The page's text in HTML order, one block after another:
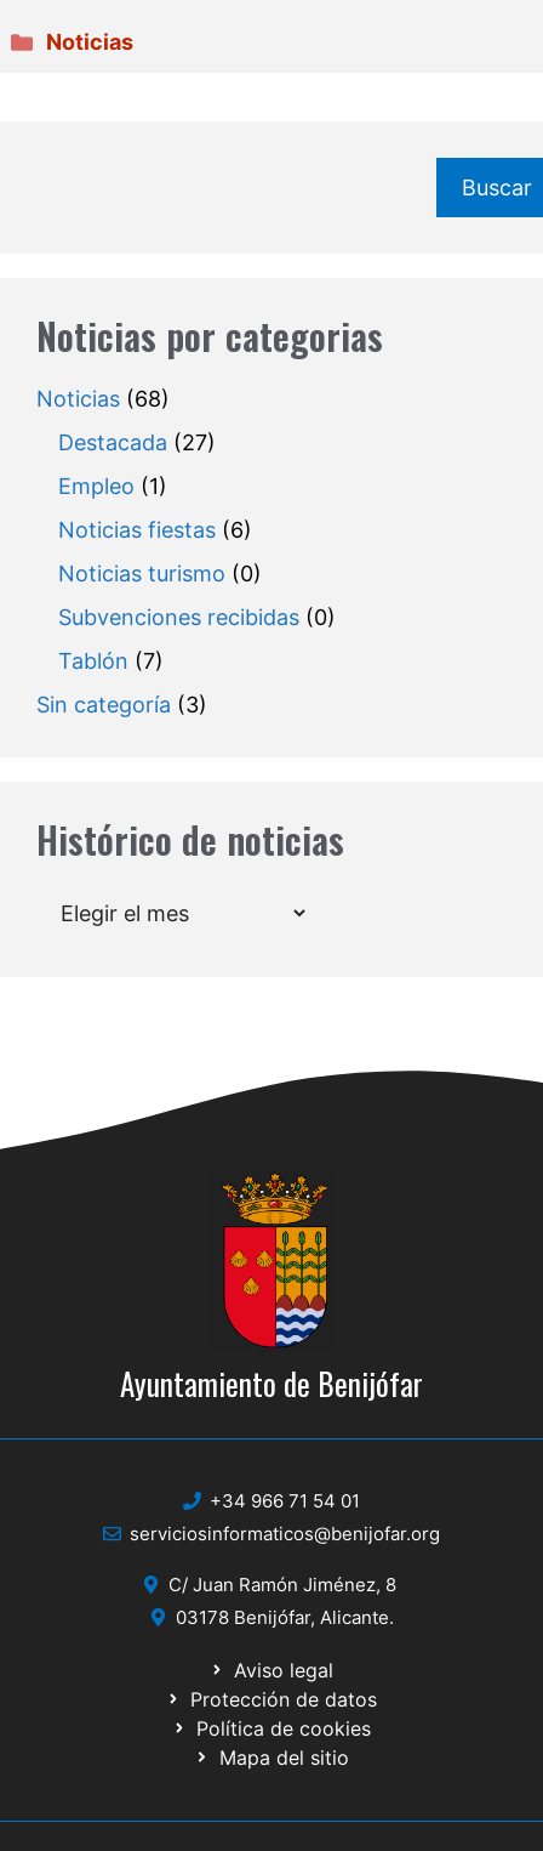
Categorías
Noticias
Buscar
Noticias por categorias
Noticias (68)
Destacada (27)
Empleo (1)
Noticias fiestas (6)
Noticias turismo (0)
Subvenciones recibidas (0)
Tablón (7)
Sin categoría (3)
Histórico de noticias
Archivos
Ayuntamiento de Benijófar
+34 966 71 54 01
serviciosinformaticos@benijofar.org
C/ Juan Ramón Jiménez, 8
03178 Benijófar, Alicante.
Aviso legal
Protección de datos
Política de cookies
Mapa del sitio